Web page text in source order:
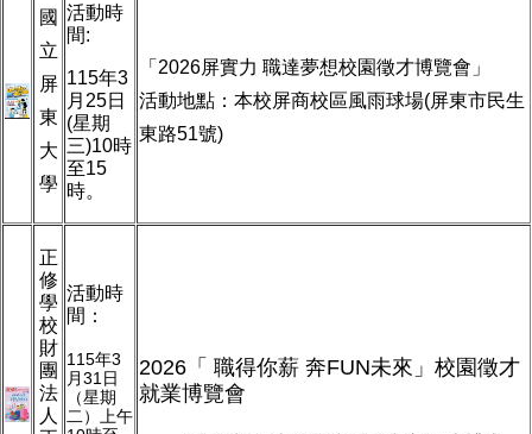
國
立
屏
東
大
學
活動時
間:
115年3
月25日
(星期
三)10時
至15
時。
「2026屏實力 職達夢想校園徵才博覽會」
活動地點： 本校屏商校區風雨球場(屏東市民生
東路51號)
正
修
學
校
財
團
法
人
活動時
間：
115年3
月31日
（星期
二）上午
2026「 職得你薪 奔FUN未來」校園徵才
就業博覽會